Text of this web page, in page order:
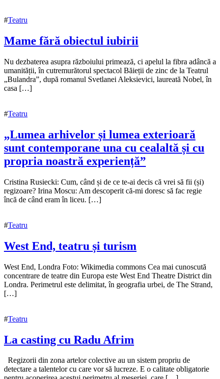
#Teatru
Mame fără obiectul iubirii
21
noiembrie
202222
noiembrie
Nu dezbaterea asupra războiului primează, ci apelul la fibra adâncă a
umanității, în cutremurătorul spectacol Băieții de zinc de la Teatrul
„Bulandra”, după romanul Svetlanei Aleksievici, laureată Nobel, în
casa […]
#Teatru
„Lumea arhivelor și lumea exterioară
sunt contemporane una cu cealaltă și cu
propria noastră experiență”
20
noiembrie
202222
Cristina Rusiecki: Cum, când și de ce te-ai decis că vrei să fii (și)
regizoare? Irina Moscu: Am descoperit că-mi doresc să fac regie
încă de când eram în liceu. […]
#Teatru
West End, teatru și turism
19
noiembrie
202222
noiembrie
West End, Londra Foto: Wikimedia commons Cea mai cunoscută
concentrare de teatre din Europa este West End Theatre District din
Londra. Perimetrul este delimitat, în geografia urbei, de The Strand,
[…]
#Teatru
La casting cu Radu Afrim
17
noiembrie
Regizorii din zona artelor colective au un sistem propriu de
detectare a talentelor cu care vor să lucreze. E o calitate obligatorie